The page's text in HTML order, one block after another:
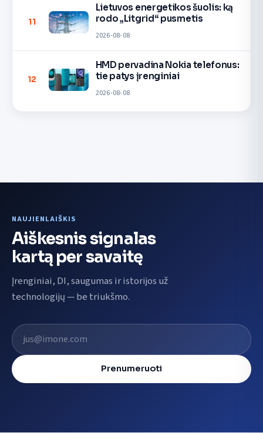
11
Lietuvos energetikos šuolis: ką
rodo „Litgrid“ pusmetis
2026-08-08
12
HMD pervadina Nokia telefonus:
tie patys įrenginiai
2026-08-08
NAUJIENLAIŠKIS
Aiškesnis signalas
kartą per savaitę
Įrenginiai, DI, saugumas ir istorijos už
technologijų — be triukšmo.
El. pašto adresas
Prenumeruoti